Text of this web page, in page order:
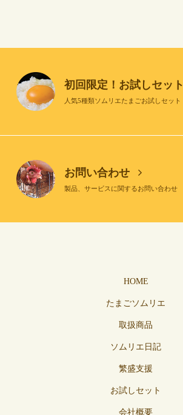
初回限定！お試しセット
人気5種類ソムリエたまごお試しセット
お問い合わせ
製品、サービスに関するお問い合わせ
HOME
たまごソムリエ
取扱商品
ソムリエ日記
繁盛支援
お試しセット
会社概要